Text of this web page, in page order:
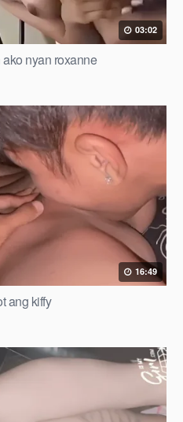
03:02
nyan roxanne
16:49
ang kiffy